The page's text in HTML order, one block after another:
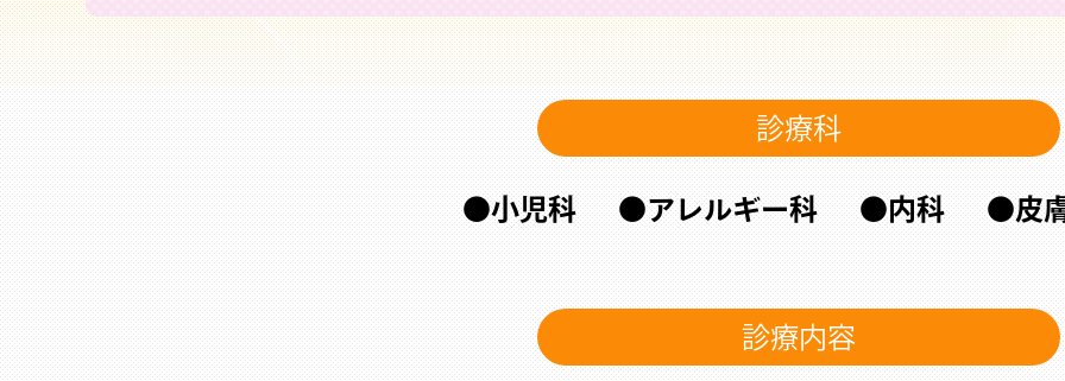
診療科
小児科 アレルギー科 内科 皮
診療内容